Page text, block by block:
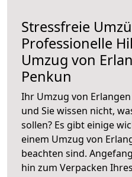
Stressfreie
Professionelle
Umzug von
Penkun
Ihr Umzug von
und Sie wissen nicht,
sollen? Es gibt einige
einem Umzug von
beachten sind.
hin zum Verpacken